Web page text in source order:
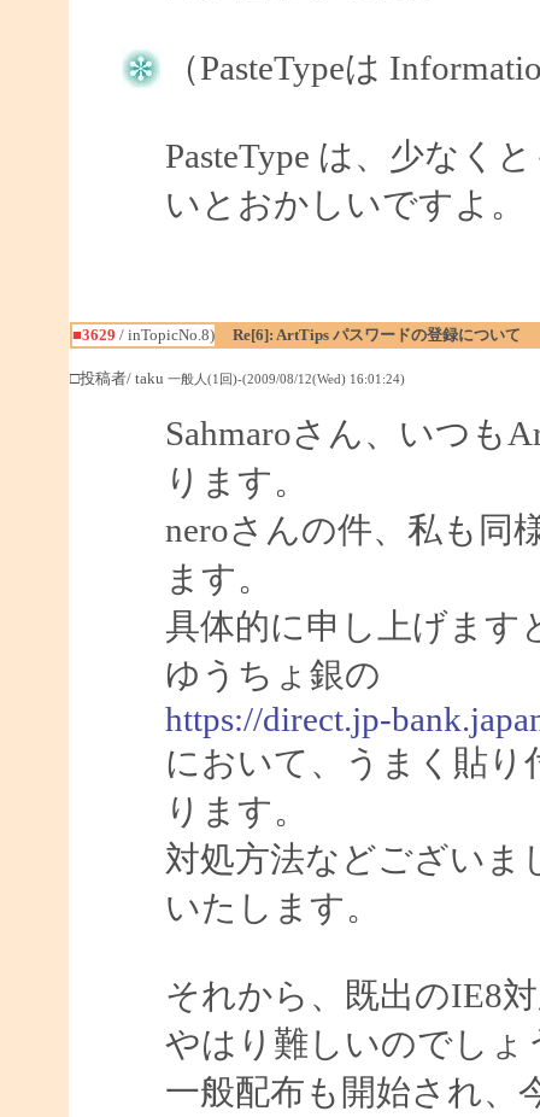
（PasteTypeは
PasteType は、少なく
いとおかしいですよ。
■3629 / inTopicNo.8) Re[6]: ArtTips パスワードの登録について
□投稿者/ taku 一般人(1回)-(2009/08/12(Wed) 16:01:24)
Sahmaroさん、いつも
ります。
neroさんの件、私も同
ます。
具体的に申し上げます
ゆうちょ銀の
https://direct.jp-
において、うまく貼
ります。
対処方法などございま
いたします。
それから、既出のIE8
やはり難しいのでしょ
一般配布も開始され、